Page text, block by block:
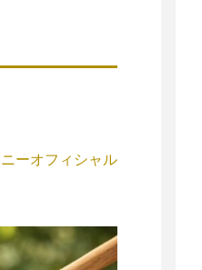
ーオフィシャル